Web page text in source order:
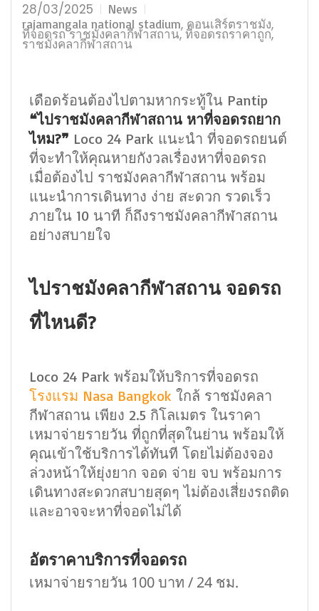
28/03/2025
News
rajamangala national stadium, คอนเสิร์ตราชมัง,
ที่จอดรถ ราชมังคลากีฬาสถาน,ที่จอดรถราคาถูก,
ราชมังคลากีฬาสถาน
เดือดร้อนต้องไปตามหากระทู้ใน Pantip
❝ไปราชมังคลากีฬาสถาน หาที่จอดรถยาก
ไหม?❞ Loco 24 Park แนะนำ ที่จอดรถยนต์
ที่จะทำให้คุณหายกังวลเรื่องหาที่จอดรถ
เมื่อต้องไป ราชมังคลากีฬาสถาน พร้อม
แนะนำการเดินทาง ง่าย สะดวก รวดเร็ว
ภายใน 10 นาที ก็ถึงราชมังคลากีฬาสถาน
อย่างสบายใจ
ไปราชมังคลากีฬาสถาน จอดรถ
ที่ไหนดี?
Loco 24 Park พร้อมให้บริการที่จอดรถ
โรงแรม Nasa Bangkok ใกล้ ราชมังคลา
กีฬาสถาน เพียง 2.5 กิโลเมตร ในราคา
เหมาจ่ายรายวัน ที่ถูกที่สุดในย่าน พร้อมให้
คุณเข้าใช้บริการได้ทันที โดยไม่ต้องจอง
ล่วงหน้าให้ยุ่งยาก จอด จ่าย จบ พร้อมการ
เดินทางสะดวกสบายสุดๆ ไม่ต้องเสี่ยงรถติด
และอาจจะหาที่จอดไม่ได้
อัตราคาบริการที่จอดรถ
เหมาจ่ายรายวัน 100 บาท / 24 ชม.